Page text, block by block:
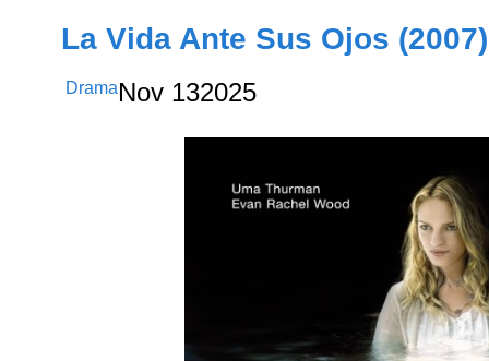
La Vida Ante Sus Ojos (2007)
DramaNov 132025